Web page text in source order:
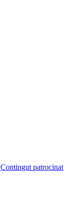
Contingut patrocinat